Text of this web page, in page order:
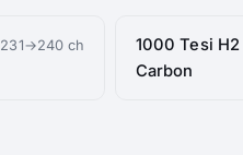
231→240 ch
1000 Tesi H2
Carbon